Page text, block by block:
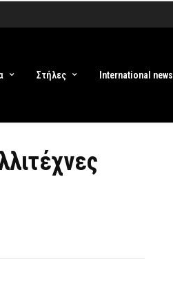
Στήλες International news